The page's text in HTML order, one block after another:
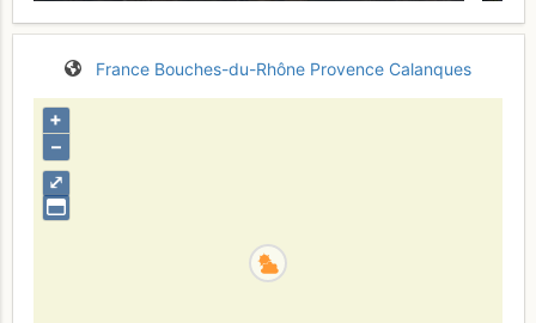
France Bouches-du-Rhône Provence Calanques
⤢
+
–